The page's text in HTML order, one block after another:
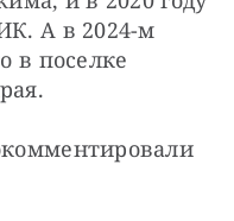
А в 2024-м
в поселке